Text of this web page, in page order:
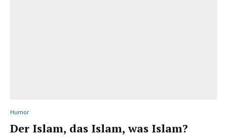
Humor
Der Islam, das Islam, was Islam?